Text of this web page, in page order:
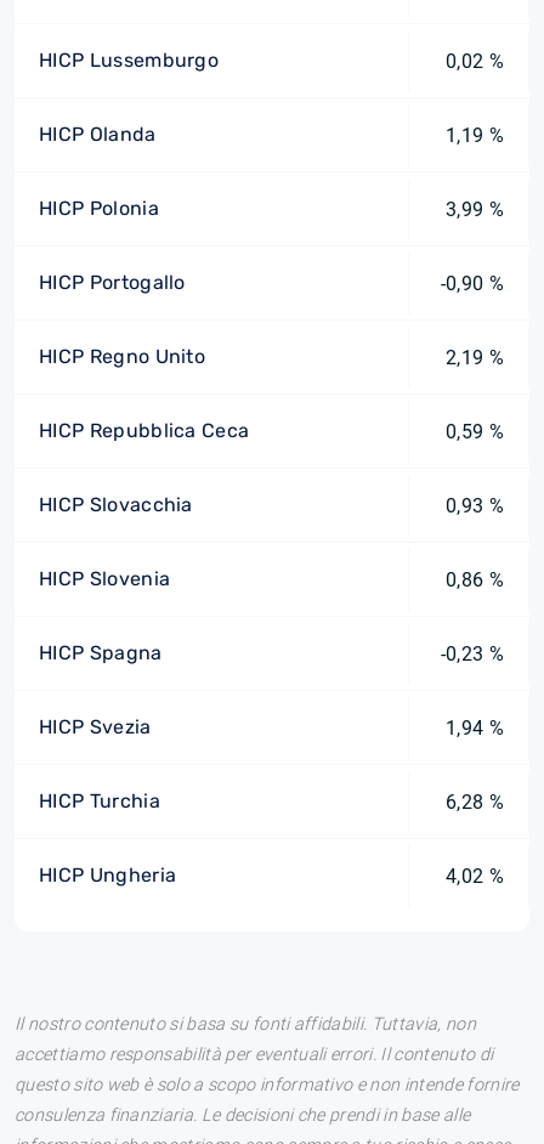
HICP Lussemburgo 0,02 %
HICP Olanda 1,19 %
HICP Polonia 3,99 %
HICP Portogallo -0,90 %
HICP Regno Unito 2,19 %
HICP Repubblica Ceca 0,59 %
HICP Slovacchia 0,93 %
HICP Slovenia 0,86 %
HICP Spagna -0,23 %
HICP Svezia 1,94 %
HICP Turchia 6,28 %
HICP Ungheria 4,02 %
Il nostro contenuto si basa su fonti affidabili. Tuttavia, non
accettiamo responsabilità per eventuali errori. Il contenuto di
questo sito web è solo a scopo informativo e non intende fornire
consulenza finanziaria. Le decisioni che prendi in base alle